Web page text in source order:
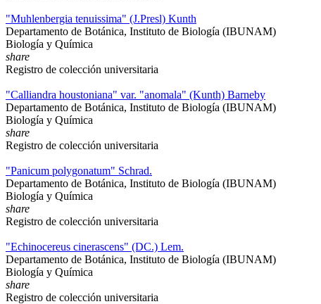
"Muhlenbergia tenuissima" (J.Presl) Kunth
Departamento de Botánica, Instituto de Biología (IBUNAM)
Biología y Química
share
Registro de colección universitaria
"Calliandra houstoniana" var. "anomala" (Kunth) Barneby
Departamento de Botánica, Instituto de Biología (IBUNAM)
Biología y Química
share
Registro de colección universitaria
"Panicum polygonatum" Schrad.
Departamento de Botánica, Instituto de Biología (IBUNAM)
Biología y Química
share
Registro de colección universitaria
"Echinocereus cinerascens" (DC.) Lem.
Departamento de Botánica, Instituto de Biología (IBUNAM)
Biología y Química
share
Registro de colección universitaria